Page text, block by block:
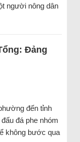
người nông dân
Đảng
đến tỉnh
đá phe nhóm
không bước qua